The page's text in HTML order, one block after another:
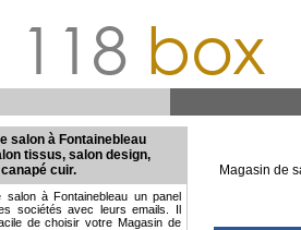
118 box
salon à Fontainebleau
tissus, salon design,
cuir.
salon à Fontainebleau un panel
sociétés avec leurs emails. Il
de choisir votre Magasin de
Magasin de